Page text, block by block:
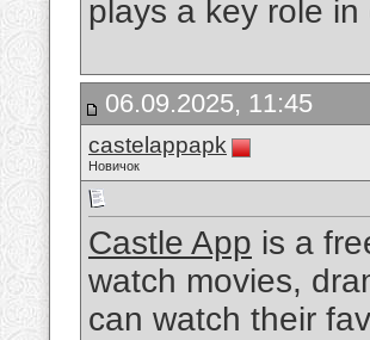
plays a key role in
06.09.2025, 11:45
castelappapk
Новичок
Castle App is a
watch movies,
can watch their